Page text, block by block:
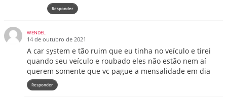
Responder
WENDEL
14 de outubro de 2021
A car system e tão ruim que eu tinha no veículo e tirei
quando seu veículo e roubado eles não estão nem aí
querem somente que vc pague a mensalidade em dia
Responder